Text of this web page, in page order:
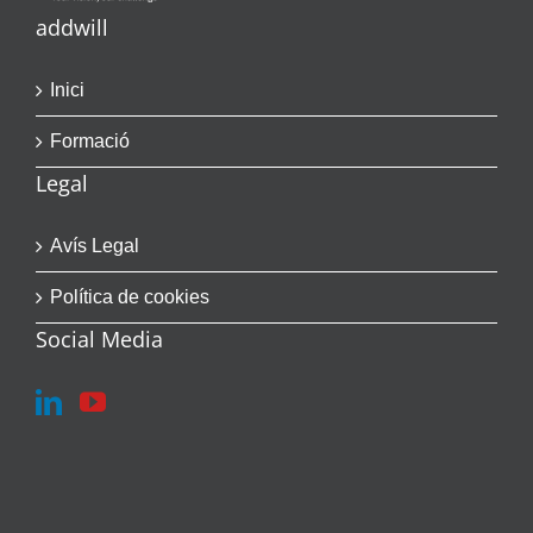
addwill
Inici
Formació
Legal
Avís Legal
Política de cookies
Social Media